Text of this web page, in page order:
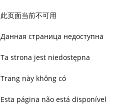
此页面当前不可用
Данная страница недоступна
Ta strona jest niedostępna
Trang này không có
Esta página não está disponível